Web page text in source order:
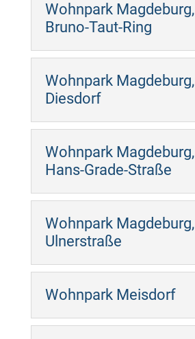
Wohnpark Magdeburg,
Bruno-Taut-Ring
Wohnpark Magdeburg,
Diesdorf
Wohnpark Magdeburg,
Hans-Grade-Straße
Wohnpark Magdeburg,
Ulnerstraße
Wohnpark Meisdorf